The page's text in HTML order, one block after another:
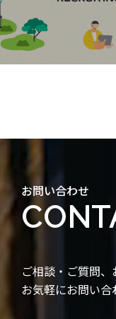
お問い合わせ
ご相談・ご質問、
お気軽にお問い合